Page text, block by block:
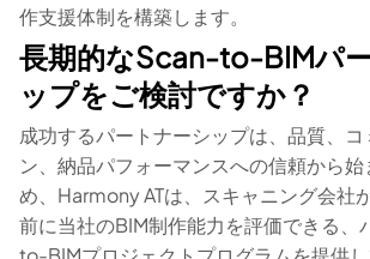
作支援体制を構築します。
長期的なScan-to-BIMパ
ップをご検討ですか？
成功するパートナーシップは、品質、コ
ン、納品パフォーマンスへの信頼から
め、Harmony ATは、スキャニング会社
前に当社のBIM制作能力を評価できる、